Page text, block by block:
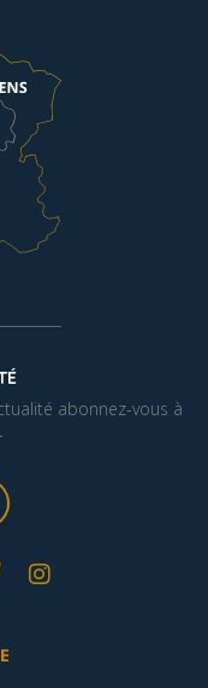
abonnez-vous à